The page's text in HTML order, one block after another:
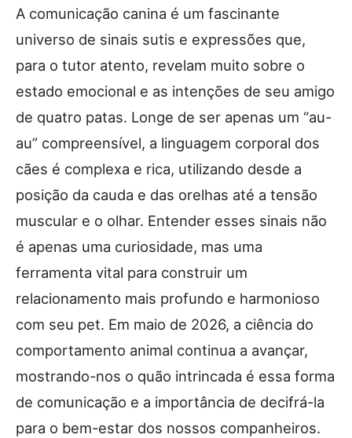
A comunicação canina é um fascinante
universo de sinais sutis e expressões que,
para o tutor atento, revelam muito sobre o
estado emocional e as intenções de seu amigo
de quatro patas. Longe de ser apenas um “au-
au” compreensível, a linguagem corporal dos
cães é complexa e rica, utilizando desde a
posição da cauda e das orelhas até a tensão
muscular e o olhar. Entender esses sinais não
é apenas uma curiosidade, mas uma
ferramenta vital para construir um
relacionamento mais profundo e harmonioso
com seu pet. Em maio de 2026, a ciência do
comportamento animal continua a avançar,
mostrando-nos o quão intrincada é essa forma
de comunicação e a importância de decifrá-la
para o bem-estar dos nossos companheiros.